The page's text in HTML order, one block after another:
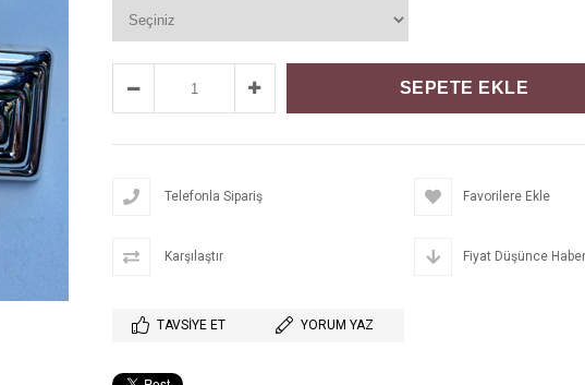
Telefonla Sipariş Favorilere Ekle
Karşılaştır Fiyat Düşünce
TAVSIYE ET YORUM YAZ